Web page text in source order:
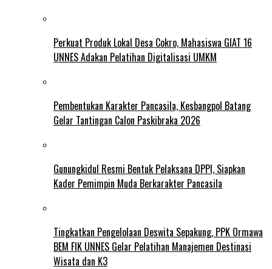
Perkuat Produk Lokal Desa Cokro, Mahasiswa GIAT 16
UNNES Adakan Pelatihan Digitalisasi UMKM
Pembentukan Karakter Pancasila, Kesbangpol Batang
Gelar Tantingan Calon Paskibraka 2026
Gunungkidul Resmi Bentuk Pelaksana DPPI, Siapkan
Kader Pemimpin Muda Berkarakter Pancasila
Tingkatkan Pengelolaan Deswita Sepakung, PPK Ormawa
BEM FIK UNNES Gelar Pelatihan Manajemen Destinasi
Wisata dan K3